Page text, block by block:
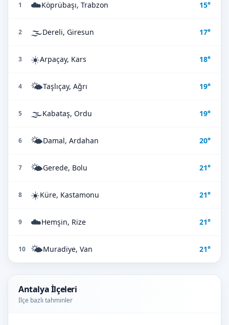
1 ☁️Köprübaşı, Trabzon 15°
2 🌫️Dereli, Giresun 17°
3 ☀️Arpaçay, Kars 18°
4 🌤️Taşlıçay, Ağrı 19°
5 🌫️Kabataş, Ordu 19°
6 🌤️Damal, Ardahan 20°
7 🌤️Gerede, Bolu 21°
8 ☀️Küre, Kastamonu 21°
9 ☁️Hemşin, Rize 21°
10 🌤️Muradiye, Van 21°
Antalya İlçeleri
İlçe bazlı tahminler